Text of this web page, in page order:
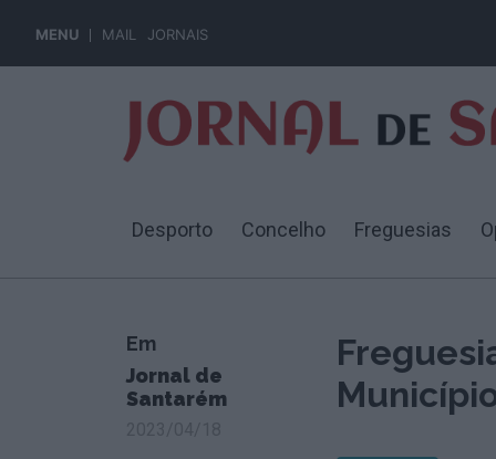
MENU MAIL JORNAIS
Desporto Concelho Freguesias
Em
Jornal de
Santarém